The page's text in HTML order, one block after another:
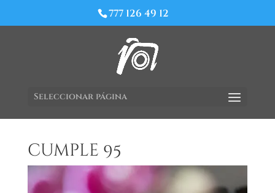
777 126 49 12
Seleccionar página
cumple 95